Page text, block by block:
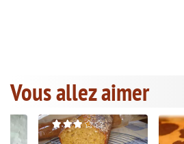
Vous allez aimer